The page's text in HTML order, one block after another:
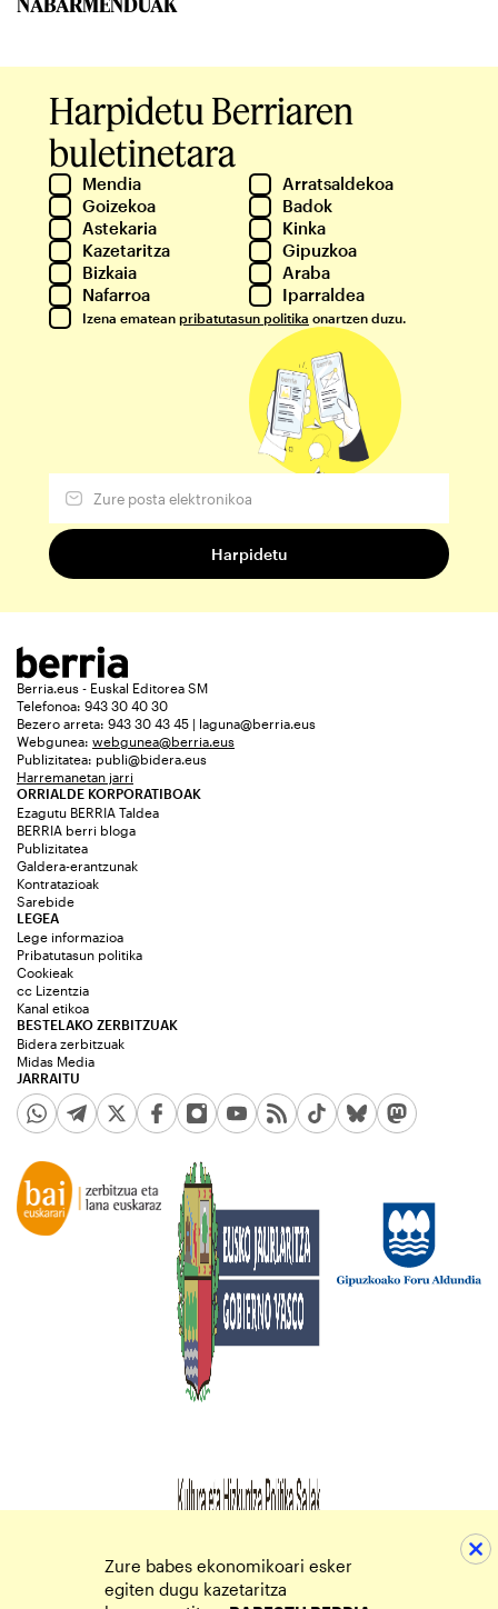
Harpidetu Berriaren
buletinetara
Mendia
Arratsaldekoa
Goizekoa
Badok
Astekaria
Kinka
Kazetaritza
Gipuzkoa
Bizkaia
Araba
Nafarroa
Iparraldea
Izena ematean pribatutasun politika onartzen duzu.
Berria.eus - Euskal Editorea SM
Telefonoa: 943 30 40 30
Bezero arreta: 943 30 43 45 | laguna@berria.eus
Webgunea: webgunea@berria.eus
Publizitatea: publi@bidera.eus
Harremanetan jarri
ORRIALDE KORPORATIBOAK
Ezagutu BERRIA Taldea
BERRIA berri bloga
Publizitatea
Galdera-erantzunak
Kontratazioak
Sarebide
JARRAITU
LEGEA
Lege informazioa
Pribatutasun politika
Cookieak
cc Lizentzia
Kanal etikoa
BESTELAKO ZERBITZUAK
Bidera zerbitzuak
Midas Media
Zure babes ekonomikoari esker
egiten dugu kazetaritza